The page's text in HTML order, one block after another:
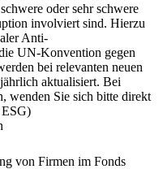
oder sehr schwere
involviert sind. Hierzu
Anti-
UN-Konvention gegen
bei relevanten neuen
aktualisiert. Bei
wenden Sie sich bitte direkt
von Firmen im Fonds